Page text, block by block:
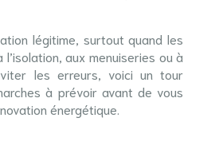
légitime, surtout quand les
aux menuiseries ou à
les erreurs, voici un tour
à prévoir avant de vous
énergétique.